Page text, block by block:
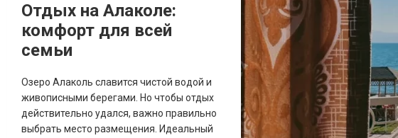
Отдых на Алаколе:
комфорт для всей
семьи
Озеро Алаколь славится чистой водой и
живописными берегами. Но чтобы отдых
действительно удался, важно правильно
выбрать место размещения. Идеальный